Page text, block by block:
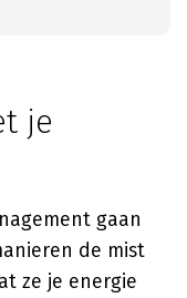
je
gaan
de mist
ze je energie